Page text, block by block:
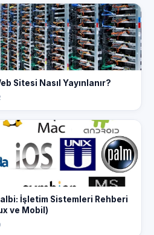
Sitesi Nasıl Yayınlanır?
İşletim Sistemleri Rehberi
ve Mobil)